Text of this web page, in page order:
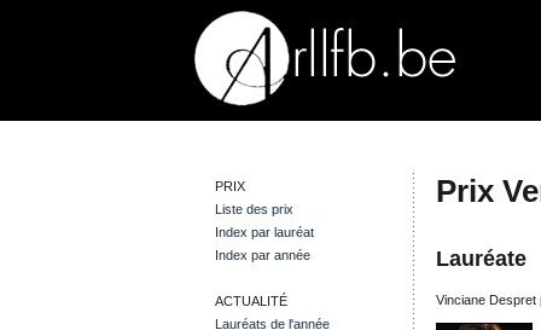
PRIX
Liste des prix
Index par lauréat
Index par année
ACTUALITÉ
Lauréats de l'année
Prix
Lauréate
Vinciane